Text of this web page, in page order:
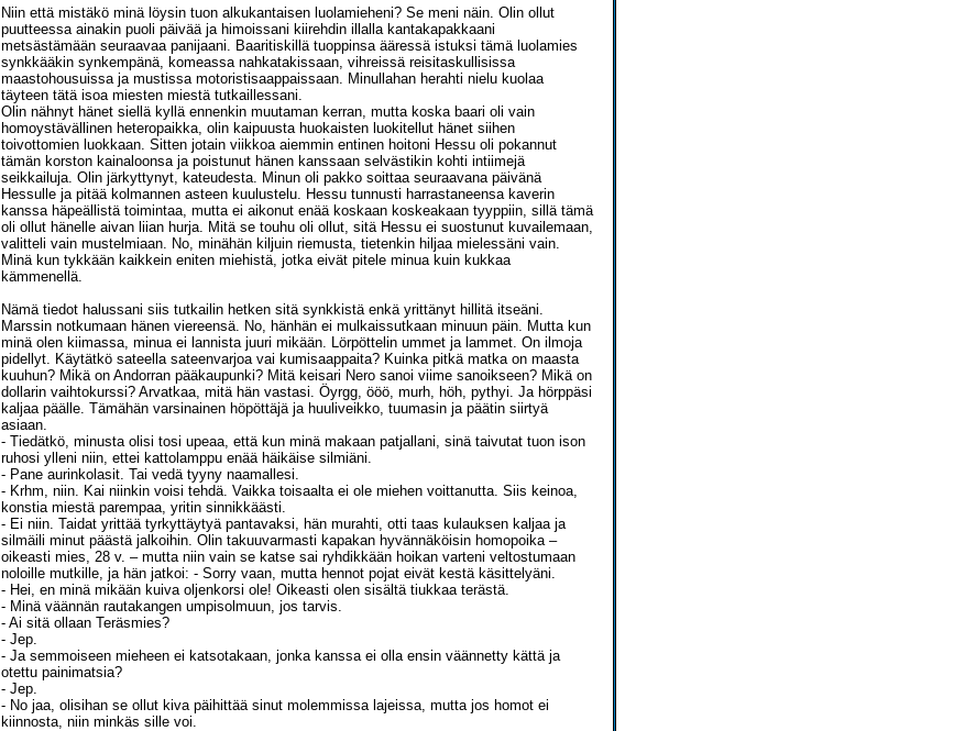
Niin että mistäkö minä löysin tuon alkukantaisen luolamieheni? Se meni näin. Olin ollut
puutteessa ainakin puoli päivää ja himoissani kiirehdin illalla kantakapakkaani
metsästämään seuraavaa panijaani. Baaritiskillä tuoppinsa ääressä istuksi tämä luolamies
synkkääkin synkempänä, komeassa nahkatakissaan, vihreissä reisitaskullisissa
maastohousuissa ja mustissa motoristisaappaissaan. Minullahan herahti nielu kuolaa
täyteen tätä isoa miesten miestä tutkaillessani.
Olin nähnyt hänet siellä kyllä ennenkin muutaman kerran, mutta koska baari oli vain
homoystävällinen heteropaikka, olin kaipuusta huokaisten luokitellut hänet siihen
toivottomien luokkaan. Sitten jotain viikkoa aiemmin entinen hoitoni Hessu oli pokannut
tämän korston kainaloonsa ja poistunut hänen kanssaan selvästikin kohti intiimejä
seikkailuja. Olin järkyttynyt, kateudesta. Minun oli pakko soittaa seuraavana päivänä
Hessulle ja pitää kolmannen asteen kuulustelu. Hessu tunnusti harrastaneensa kaverin
kanssa häpeällistä toimintaa, mutta ei aikonut enää koskaan koskeakaan tyyppiin, sillä tämä
oli ollut hänelle aivan liian hurja. Mitä se touhu oli ollut, sitä Hessu ei suostunut kuvailemaan,
valitteli vain mustelmiaan. No, minähän kiljuin riemusta, tietenkin hiljaa mielessäni vain.
Minä kun tykkään kaikkein eniten miehistä, jotka eivät pitele minua kuin kukkaa
kämmenellä.
Nämä tiedot halussani siis tutkailin hetken sitä synkkistä enkä yrittänyt hillitä itseäni.
Marssin notkumaan hänen viereensä. No, hänhän ei mulkaissutkaan minuun päin. Mutta kun
minä olen kiimassa, minua ei lannista juuri mikään. Lörpöttelin ummet ja lammet. On ilmoja
pidellyt. Käytätkö sateella sateenvarjoa vai kumisaappaita? Kuinka pitkä matka on maasta
kuuhun? Mikä on Andorran pääkaupunki? Mitä keisari Nero sanoi viime sanoikseen? Mikä on
dollarin vaihtokurssi? Arvatkaa, mitä hän vastasi. Öyrgg, ööö, murh, höh, pythyi. Ja hörppäsi
kaljaa päälle. Tämähän varsinainen höpöttäjä ja huuliveikko, tuumasin ja päätin siirtyä
asiaan.
- Tiedätkö, minusta olisi tosi upeaa, että kun minä makaan patjallani, sinä taivutat tuon ison
ruhosi ylleni niin, ettei kattolamppu enää häikäise silmiäni.
- Pane aurinkolasit. Tai vedä tyyny naamallesi.
- Krhm, niin. Kai niinkin voisi tehdä. Vaikka toisaalta ei ole miehen voittanutta. Siis keinoa,
konstia miestä parempaa, yritin sinnikkäästi.
- Ei niin. Taidat yrittää tyrkyttäytyä pantavaksi, hän murahti, otti taas kulauksen kaljaa ja
silmäili minut päästä jalkoihin. Olin takuuvarmasti kapakan hyvännäköisin homopoika –
oikeasti mies, 28 v. – mutta niin vain se katse sai ryhdikkään hoikan varteni veltostumaan
noloille mutkille, ja hän jatkoi: - Sorry vaan, mutta hennot pojat eivät kestä käsittelyäni.
- Hei, en minä mikään kuiva oljenkorsi ole! Oikeasti olen sisältä tiukkaa terästä.
- Minä väännän rautakangen umpisolmuun, jos tarvis.
- Ai sitä ollaan Teräsmies?
- Jep.
- Ja semmoiseen mieheen ei katsotakaan, jonka kanssa ei olla ensin väännetty kättä ja
otettu painimatsia?
- Jep.
- No jaa, olisihan se ollut kiva päihittää sinut molemmissa lajeissa, mutta jos homot ei
kiinnosta, niin minkäs sille voi.